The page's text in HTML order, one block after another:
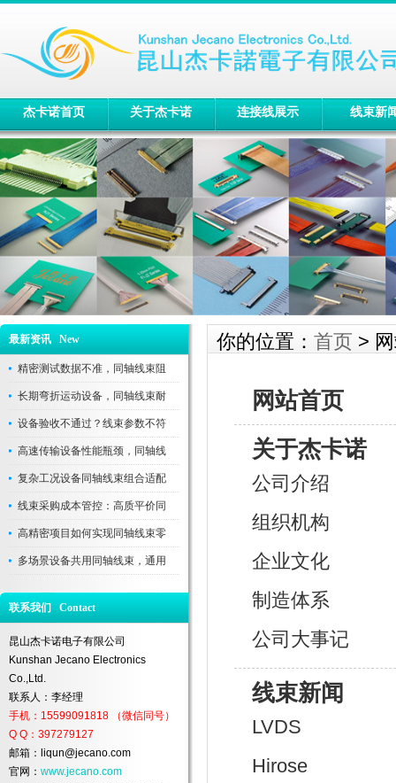
杰卡诺首页 关于杰卡诺 连接线展示 线束新
最新资讯 New
精密测试数据不准，同轴线束阻
长期弯折运动设备，同轴线束耐
设备验收不通过？线束参数不符
高速传输设备性能瓶颈，同轴线
复杂工况设备同轴线束组合适配
线束采购成本管控：高质平价同
高精密项目如何实现同轴线束零
多场景设备共用同轴线束，通用
联系我们 Contact
昆山杰卡诺电子有限公司
Kunshan Jecano Electronics
Co.,Ltd.
联系人：李经理
手机：15599091818 （微信同号）
Q Q：397279127
邮箱：liqun@jecano.com
官网： www.jecano.com
你的位置： 首页 >
网站首页
关于杰卡诺
公司介绍
组织机构
企业文化
制造体系
公司大事记
线束新闻
LVDS
Hirose